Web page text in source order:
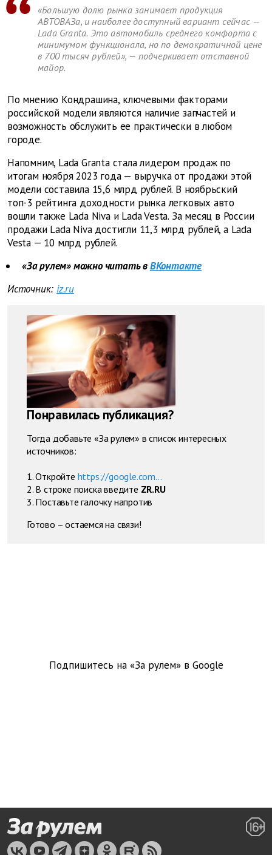
«Большую долю рынка занимает продукция
АВТОВАЗа, и наиболее доступный вариант сейчас —
Lada Granta. Это автомобиль среднего комфорта с
минимумом функционала, но по демократичной цене
в 700 тысяч рублей», — подчеркивает отставной
майор.
По мнению Кондрашина, ключевыми факторами
российской модели являются наличие запчастей и
возможность обслужить ее практически в любом
городе.
Напомним, Lada Granta стала лидером продаж по
итогам ноября 2023 года — выручка от продажи этой
модели составила 15,6 млрд рублей. В ноябрьский
топ-3 рейтинга доходности рынка легковых авто
вошли также Lada Niva и Lada Vesta. За месяц в России
продажи Lada Niva достигли 11,3 млрд рублей, а Lada
Vesta — 10 млрд рублей.
«За рулем» можно читать вВКонтакте
Источник: iz.ru
Понравилась публикация?
Тогда добавьте «За рулем» в список интересных
источников:
1. Откройте https://google.com...
2. В строке поиска введите ZR.RU
3. Поставьте галочку напротив
Готово – остаемся на связи!
Подпишитесь на «За рулем» в Google